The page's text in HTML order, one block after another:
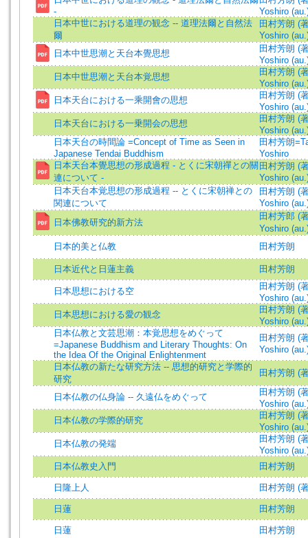
-
Yoshiro
日本中世における道理の観念 -- 道理法爾と自然法
爾
田村芳朗 (
Yoshiro
日本中世思潮と天台本覺思想
田村芳朗 (
Yoshiro
日本中世思潮と天台本覚思想
田村芳朗 (
Yoshiro
日本天台における一乘開會の思想
田村芳朗 (
Yoshiro
日本天台における一乗開会の思想
田村芳朗 (
Yoshiro
日本天台の時間論 =Concept of Time as Seen in
Japanese Tendai Buddhism
田村芳朗
Yoshiro
日本天台本覺思想の形成過程 - とくに宋朝禪との關
連について -
田村芳朗 (
Yoshiro
日本天台本覚思想の形成過程 -- とくに宋朝禅との
関連について
田村芳朗 (
Yoshiro
日本佛教研究的新方法
田村芳郎 (
Yoshiro
日本的美と仏教
田村芳朗
日本近代と日蓮主義 田村芳朗
日本思想における空
田村芳朗 (
Yoshiro
日本思想における愛の観念
田村芳朗 (
Yoshiro
日本仏教と文芸思潮：本覚思想をめぐって
=Japanese Buddhism and Literary Thoughts: On
the Idea Of the Original Enlightenment
田村芳朗 (
Yoshiro
日本仏教の新たな研究方法 -- 思想的研究と学際的
研究
田村芳朗 (
日本仏教の仏身論 -- 久遠仏をめぐって
田村芳朗 (
Yoshiro
日本仏教の学際的研究
田村芳朗 (
Yoshiro
日本仏教の発端
田村芳朗 (
Yoshiro
日本仏教史入門
田村芳朗
日隆上人 田村芳朗 (
日蓮 田村芳朗
日蓮 田村芳朗